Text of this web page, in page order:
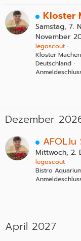
Kloster
Samstag, 7.
November
legoscout
Kloster
Deutschland
Dezember
Mittwoch, 2.
legoscout
Bistro
April 2027